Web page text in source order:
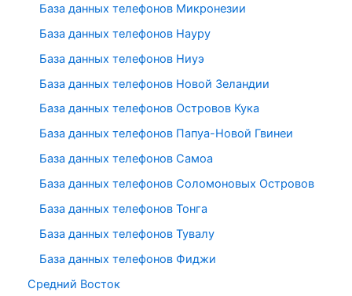
База данных телефонов Микронезии
База данных телефонов Науру
База данных телефонов Ниуэ
База данных телефонов Новой Зеландии
База данных телефонов Островов Кука
База данных телефонов Папуа-Новой Гвинеи
База данных телефонов Самоа
База данных телефонов Соломоновых Островов
База данных телефонов Тонга
База данных телефонов Тувалу
База данных телефонов Фиджи
Средний Восток